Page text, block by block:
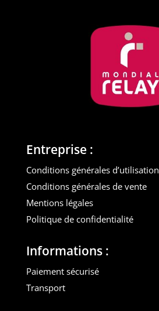
Entreprise :
Conditions générales d’utilisation
Conditions générales de vente
Mentions légales
Politique de confidentialité
Informations :
Paiement sécurisé
Transport